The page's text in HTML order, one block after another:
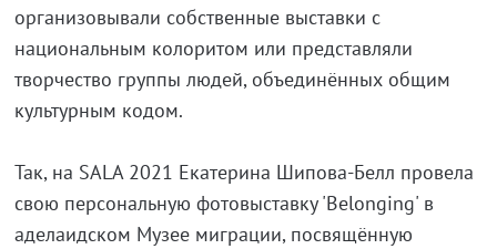
организовывали собственные выставки с
национальным колоритом или представляли
творчество группы людей, объединённых общим
культурным кодом.
Так, на SALA 2021 Екатерина Шипова-Белл провела
свою персональную фотовыставку 'Belonging' в
аделаидском Музее миграции, посвящённую